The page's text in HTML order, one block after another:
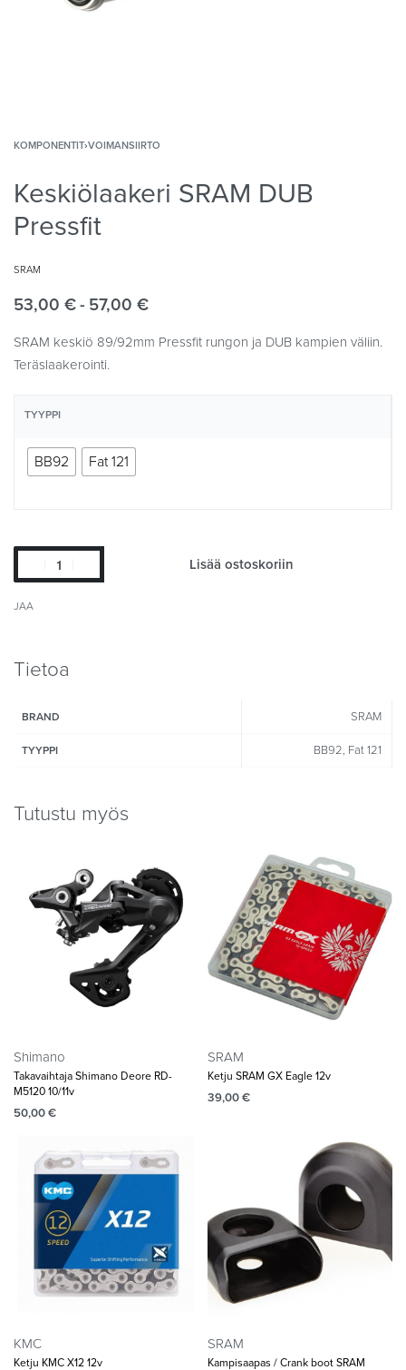
KOMPONENTIT›VOIMANSIIRTO
Keskiölaakeri SRAM DUB
Pressfit
SRAM
53,00 € 57,00 €
SRAM keskiö 89/92mm Pressfit rungon ja DUB kampien väliin.
Teräslaakerointi.
TYYPPI
BB92 Fat 121
Lisää ostoskoriin
JAA
Tietoa
BRAND SRAM
TYYPPI BB92, Fat 121
Tutustu myös
Shimano
Takavaihtaja Shimano Deore RD-
M5120 10/11v
50,00€
SRAM
Ketju SRAM GX Eagle 12v
39,00€
KMC
Ketju KMC X12 12v
SRAM
Kampisaapas / Crank boot SRAM